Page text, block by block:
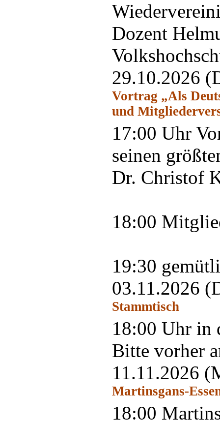
Dozent
29.10.2026
Vortrag „Als
und
17:00 Uhr
seinen
Dr. Christof
18:00
19:30
03.11.2026
Stammtisch
18:00 Uhr in
Bitte vorher
11.11.2026
Martinsgans-
18:00